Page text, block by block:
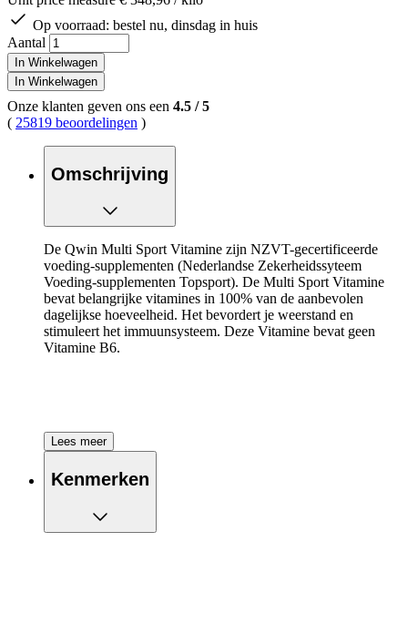
Op voorraad: bestel nu, dinsdag in huis
Aantal
In Winkelwagen
In Winkelwagen
Onze klanten geven ons een 4.5 /5
( 25819 beoordelingen )
Omschrijving
De Qwin Multi Sport Vitamine zijn NZVT-gecertificeerde
voeding-supplementen (Nederlandse Zekerheidssyteem
Voeding-supplementen Topsport). De Multi Sport Vitamine
bevat belangrijke vitamines in 100% van de aanbevolen
dagelijkse hoeveelheid. Het bevordert je weerstand en
stimuleert het immuunsysteem. Deze Vitamine bevat geen
Vitamine B6.
Lees meer
Kenmerken